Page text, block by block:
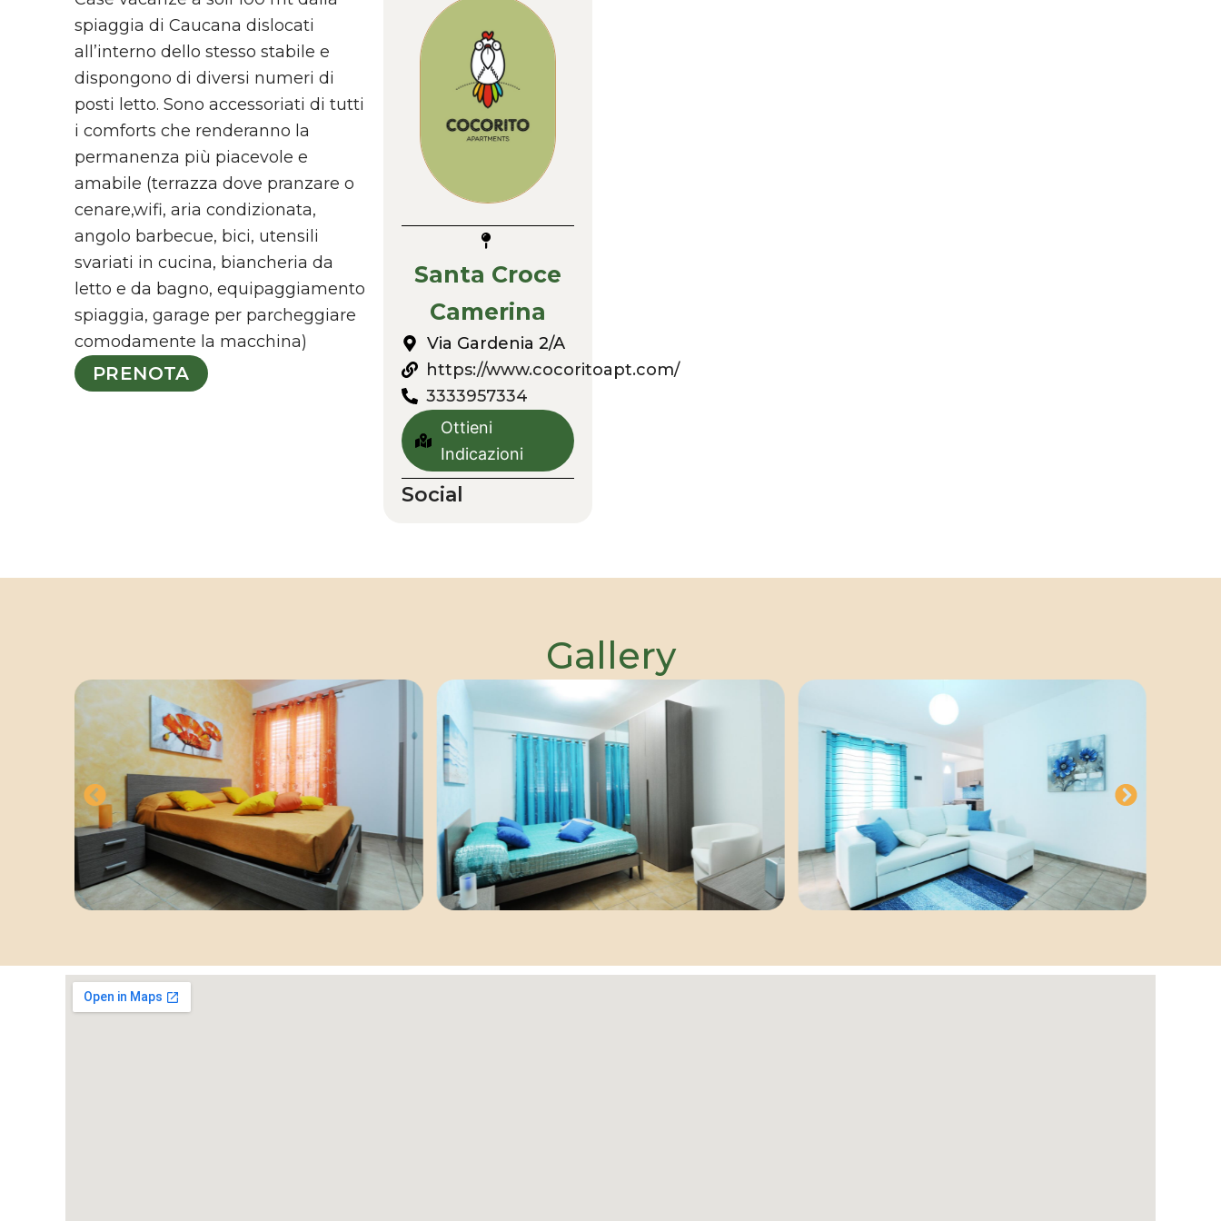
spiaggia di Caucana dislocati
all’interno dello stesso stabile e
dispongono di diversi numeri di
posti letto. Sono accessoriati di tutti
i comforts che renderanno la
permanenza più piacevole e
amabile (terrazza dove pranzare o
cenare,wifi, aria condizionata,
angolo barbecue, bici, utensili
svariati in cucina, biancheria da
letto e da bagno, equipaggiamento
spiaggia, garage per parcheggiare
comodamente la macchina)
PRENOTA
Santa Croce
Camerina
Via Gardenia 2/A
https://www.cocoritoapt.com/
3333957334
Ottieni
Indicazioni
Social
Gallery